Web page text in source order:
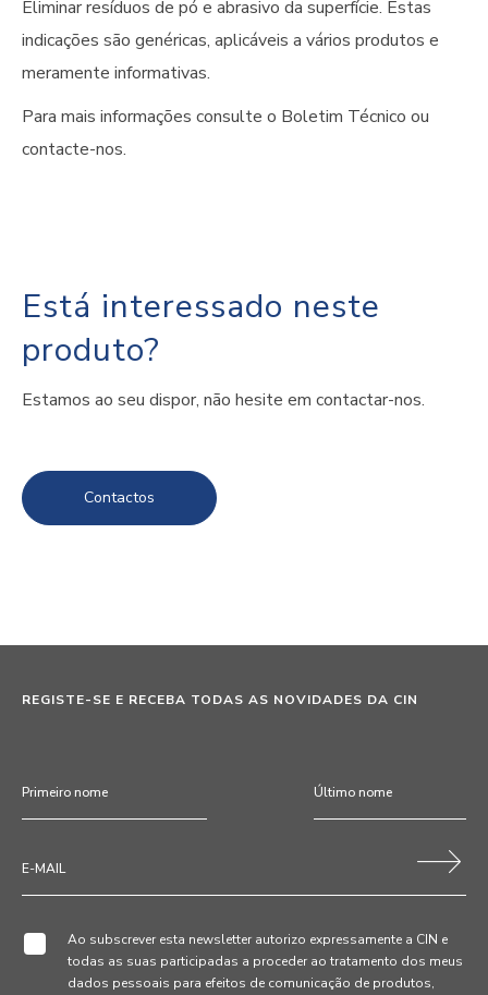
Eliminar resíduos de pó e abrasivo da superfície. Estas
indicações são genéricas, aplicáveis a vários produtos e
meramente informativas.
Para mais informações consulte o Boletim Técnico ou
contacte-nos.
Está interessado neste
produto?
Estamos ao seu dispor, não hesite em contactar-nos.
Contactos
REGISTE-SE E RECEBA TODAS AS NOVIDADES DA CIN
Ao subscrever esta newsletter autorizo expressamente a CIN e
todas as suas participadas a proceder ao tratamento dos meus
dados pessoais para efeitos de comunicação de produtos,